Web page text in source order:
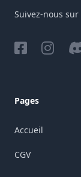
Suivez-nous
Facebook
Pages
Accueil
CGV